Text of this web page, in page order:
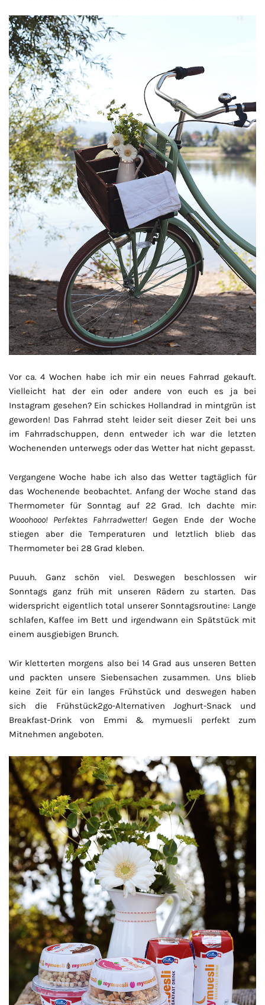
Vor ca. 4 Wochen habe ich mir ein neues Fahrrad gekauft.
Vielleicht hat der ein oder andere von euch es ja bei
Instagram gesehen? Ein schickes Hollandrad in mintgrün ist
geworden! Das Fahrrad steht leider seit dieser Zeit bei uns
im Fahrradschuppen, denn entweder ich war die letzten
Wochenenden unterwegs oder das Wetter hat nicht gepasst.
Vergangene Woche habe ich also das Wetter tagtäglich für
das Wochenende beobachtet. Anfang der Woche stand das
Thermometer für Sonntag auf 22 Grad. Ich dachte mir:
Wooohooo! Perfektes Fahrradwetter! Gegen Ende der Woche
stiegen aber die Temperaturen und letztlich blieb das
Thermometer bei 28 Grad kleben.
Puuuh. Ganz schön viel. Deswegen beschlossen wir
Sonntags ganz früh mit unseren Rädern zu starten. Das
widerspricht eigentlich total unserer Sonntagsroutine: Lange
schlafen, Kaffee im Bett und irgendwann ein Spätstück mit
einem ausgiebigen Brunch.
Wir kletterten morgens also bei 14 Grad aus unseren Betten
und packten unsere Siebensachen zusammen. Uns blieb
keine Zeit für ein langes Frühstück und deswegen haben
sich die Frühstück2go-Alternativen Joghurt-Snack und
Breakfast-Drink von Emmi & mymuesli perfekt zum
Mitnehmen angeboten.